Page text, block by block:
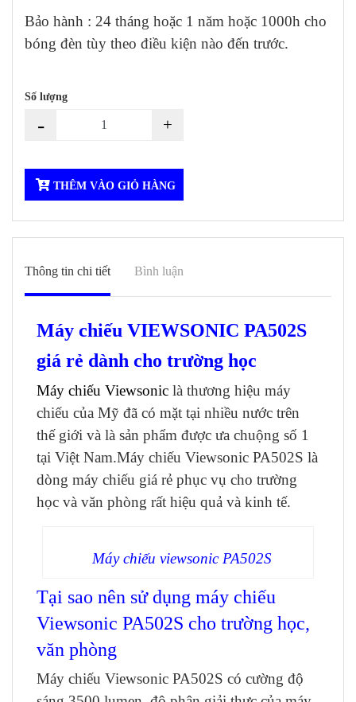
Bảo hành : 24 tháng hoặc 1 năm hoặc 1000h cho
bóng đèn tùy theo điều kiện nào đến trước.
Số lượng
- +
THÊM VÀO GIỎ HÀNG
Thông tin chi tiết Bình luận
Máy chiếu VIEWSONIC PA502S
giá rẻ dành cho trường học
Máy chiếu Viewsonic là thương hiệu máy
chiếu của Mỹ đã có mặt tại nhiều nước trên
thế giới và là sản phẩm được ưa chuộng số 1
tại Việt Nam.Máy chiếu Viewsonic PA502S là
dòng máy chiếu giá rẻ phục vụ cho trường
học và văn phòng rất hiệu quả và kinh tế.
Máy chiếu viewsonic PA502S
Tại sao nên sử dụng máy chiếu
Viewsonic PA502S cho trường học,
văn phòng
Máy chiếu Viewsonic PA502S có cường độ